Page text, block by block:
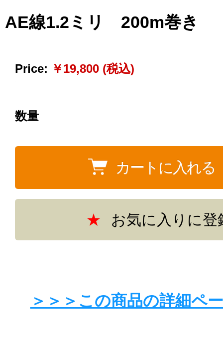
AE線1.2ミリ 200m巻き
Price: ￥19,800 (税込)
数量
お気に入りに登
＞＞＞この商品の詳細ペ